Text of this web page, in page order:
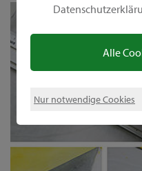
Alle
Nur notwendige Cookies